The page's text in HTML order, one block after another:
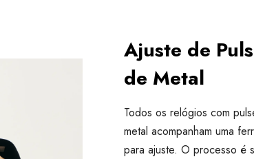
Ajuste de
de Metal
Todos os relógios com
metal acompanham uma
para ajuste. O processo é